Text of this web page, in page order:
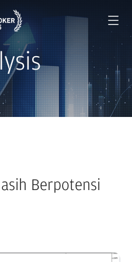
Berpotensi